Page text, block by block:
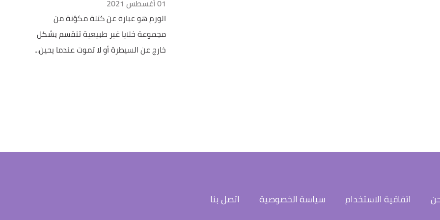
01 أغسطس 2021
الورم هو عبارة عن كتلة مكوّنة من
مجموعة خلايا غير طبيعية تنقسم بشكل
خارج عن السيطرة أو لا تموت عندما يحين...
اتفاقية الاستخدام سياسة الخصوصية اتصل بنا